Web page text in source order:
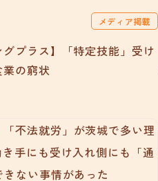
メディア掲載
グプラス】「特定技能」受け
の窮状